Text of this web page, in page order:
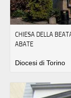
CHIESA DELLA
ABATE
Diocesi di Torino